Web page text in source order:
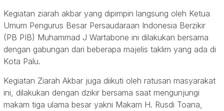
Kegiatan ziarah akbar yang dipimpin langsung oleh Ketua
Umum Pengurus Besar Persaudaraan Indonesia Berzikir
(PB PIB) Muhammad J Wartabone ini dilakukan bersama
dengan gabungan dari beberapa majelis taklim yang ada di
Kota Palu.
Kegiatan Ziarah Akbar juga diikuti oleh ratusan masyarakat
ini, dilakukan dengan dzikir bersama saat mengunjungi
makam tiga ulama besar yakni Makam H. Rusdi Toana,